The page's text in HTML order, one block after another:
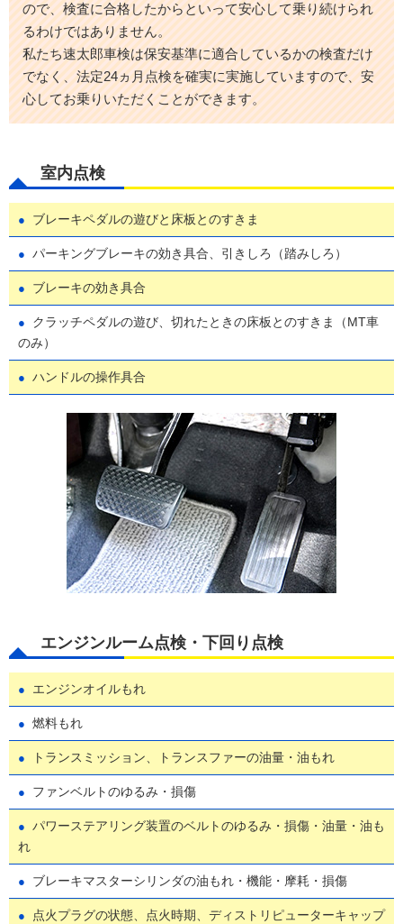
ので、検査に合格したからといって安心して乗り続けられ
るわけではありません。
私たち速太郎車検は保安基準に適合しているかの検査だけ
でなく、法定24ヵ月点検を確実に実施していますので、安
心してお乗りいただくことができます。
室内点検
ブレーキペダルの遊びと床板とのすきま
パーキングブレーキの効き具合、引きしろ（踏みしろ）
ブレーキの効き具合
クラッチペダルの遊び、切れたときの床板とのすきま（MT車
のみ）
ハンドルの操作具合
エンジンルーム点検・下回り点検
エンジンオイルもれ
燃料もれ
トランスミッション、トランスファーの油量・油もれ
ファンベルトのゆるみ・損傷
パワーステアリング装置のベルトのゆるみ・損傷・油量・油も
れ
ブレーキマスターシリンダの油もれ・機能・摩耗・損傷
点火プラグの状態、点火時期、ディストリピューターキャップ